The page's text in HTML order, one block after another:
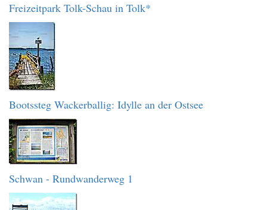
Freizeitpark Tolk-Schau in Tolk*
Bootssteg Wackerballig: Idylle an der Ostsee
Schwan - Rundwanderweg 1